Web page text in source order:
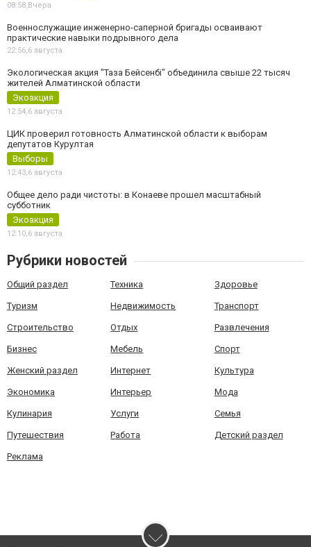
08:58, Вчера
Военнослужащие инженерно-саперной бригады осваивают
практические навыки подрывного дела
22:56,6 августа
Экологическая акция "Таза Бейсенбі" объединила свыше 22 тысяч
жителей Алматинской области
Экоакция
12:54,6 августа
ЦИК проверил готовность Алматинской области к выборам
депутатов Курултая
Выборы
12:43,6 августа
Общее дело ради чистоты: в Конаеве прошел масштабный
субботник
Экоакция
12:10,6 августа
Рубрики новостей
Общий раздел Техника Здоровье
Туризм Недвижимость Транспорт
Строительство Отдых Развлечения
Бизнес Мебель Спорт
Женский раздел Интернет Культура
Экономика Интерьер Мода
Кулинария Услуги Семья
Путешествия Работа Детский раздел
Реклама